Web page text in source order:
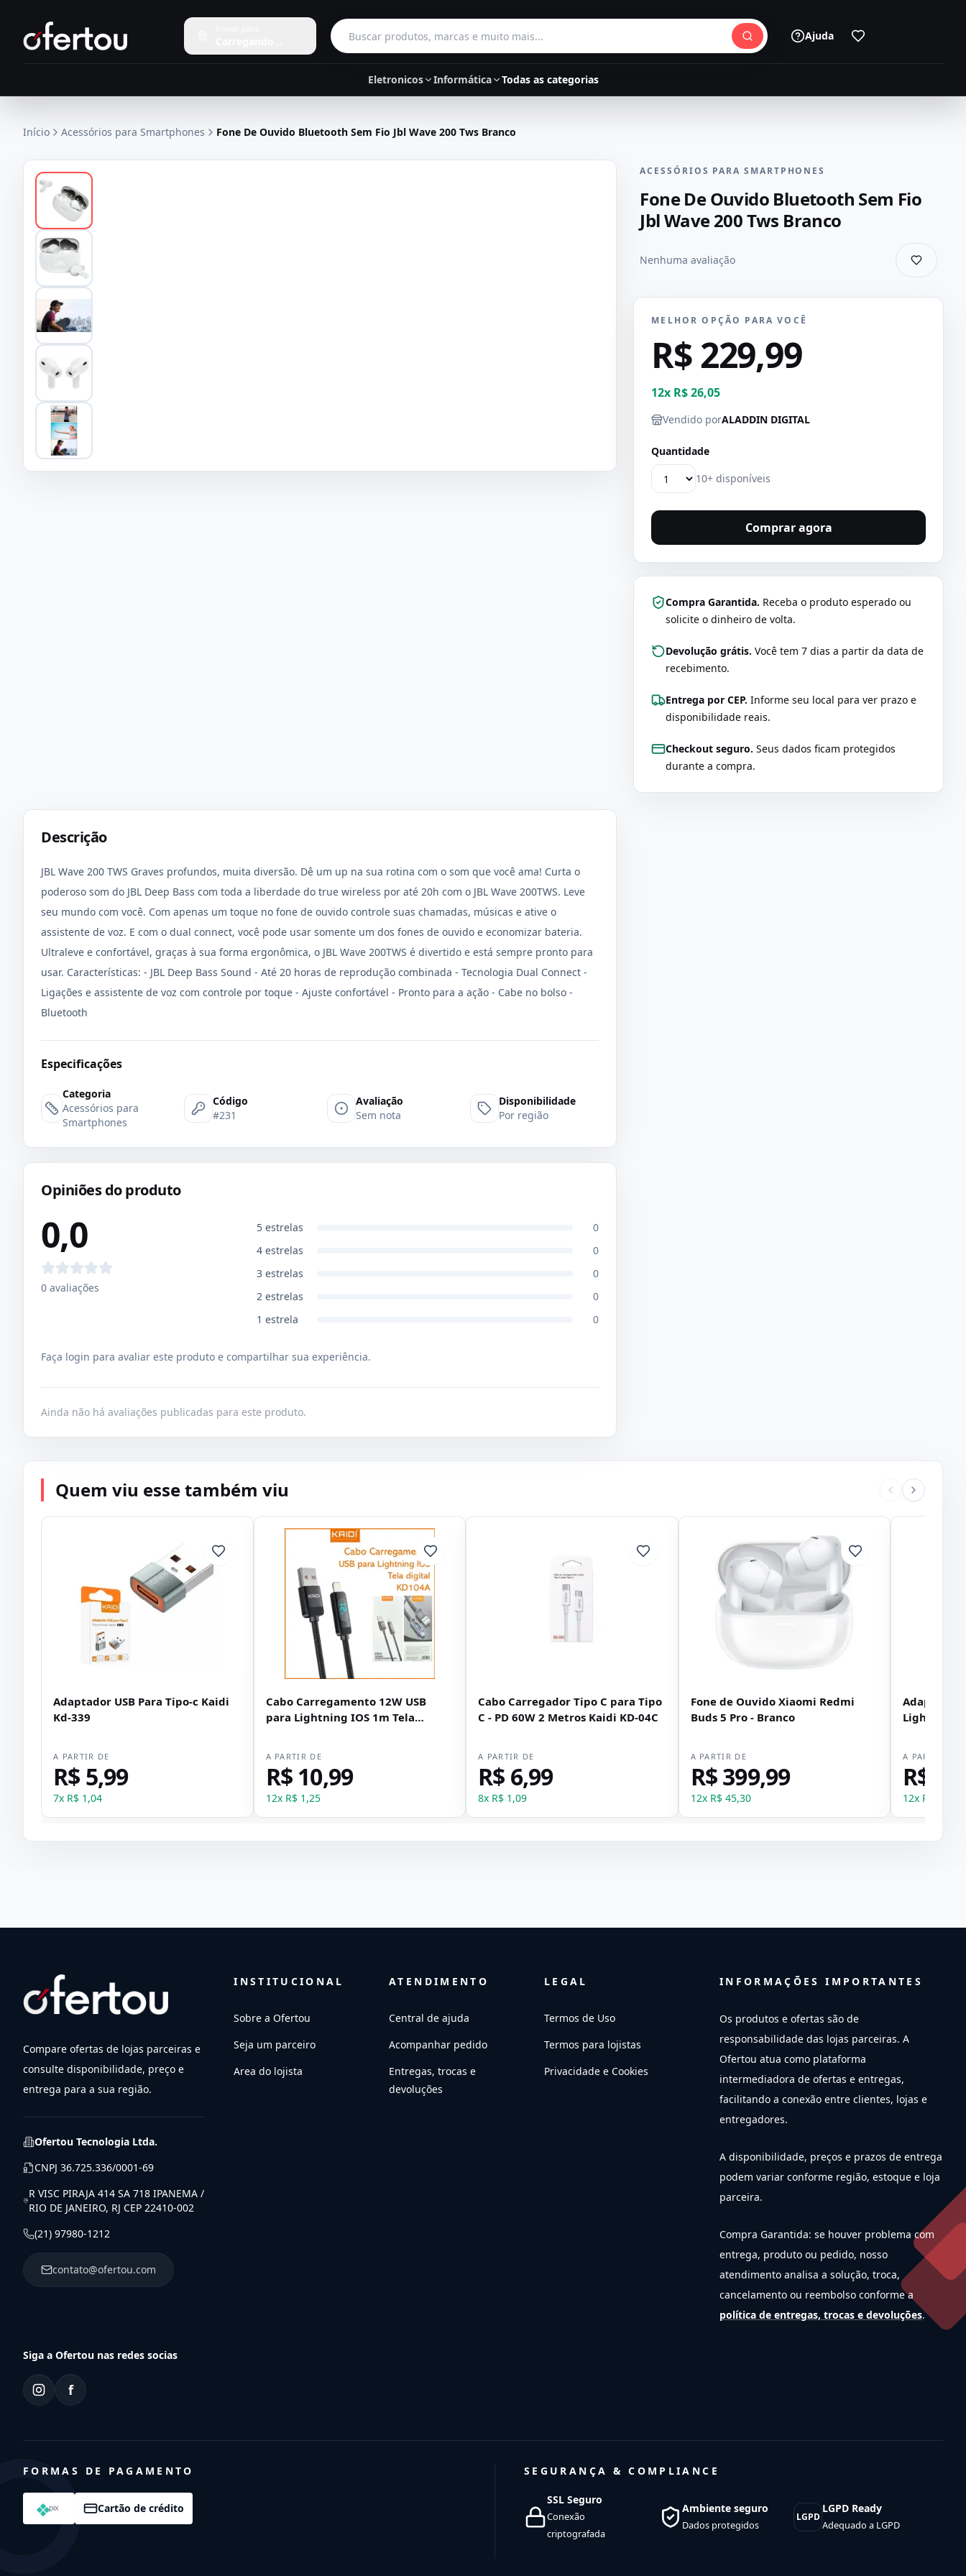
Buscar produtos
Ajuda
Eletronicos Informática Todas as categorias
Início Acessórios para Smartphones Fone De Ouvido Bluetooth Sem Fio Jbl Wave 200 Tws Branco
ACESSÓRIOS PARA SMARTPHONES
Fone De Ouvido Bluetooth Sem Fio
Jbl Wave 200 Tws Branco
Nenhuma avaliação
MELHOR OPÇÃO PARA VOCÊ
R$ 229,99
12x R$ 26,05
Vendido porALADDIN DIGITAL
Quantidade
10+ disponíveis
Comprar agora
Compra Garantida. Receba o produto esperado ou
solicite o dinheiro de volta.
Devolução grátis. Você tem 7 dias a partir da data de
recebimento.
Entrega por CEP. Informe seu local para ver prazo e
disponibilidade reais.
Checkout seguro. Seus dados ficam protegidos
durante a compra.
Descrição
JBL Wave 200 TWS Graves profundos, muita diversão. Dê um up na sua rotina com o som que você ama! Curta o
poderoso som do JBL Deep Bass com toda a liberdade do true wireless por até 20h com o JBL Wave 200TWS. Leve
seu mundo com você. Com apenas um toque no fone de ouvido controle suas chamadas, músicas e ative o
assistente de voz. E com o dual connect, você pode usar somente um dos fones de ouvido e economizar bateria.
Ultraleve e confortável, graças à sua forma ergonômica, o JBL Wave 200TWS é divertido e está sempre pronto para
usar. Características: - JBL Deep Bass Sound - Até 20 horas de reprodução combinada - Tecnologia Dual Connect -
Ligações e assistente de voz com controle por toque - Ajuste confortável - Pronto para a ação - Cabe no bolso -
Bluetooth
Especificações
Categoria
Acessórios para
Smartphones
Código
#231
Avaliação
Sem nota
Disponibilidade
Por região
Opiniões do produto
0,0
0 avaliações
5 estrelas
0
4 estrelas
0
3 estrelas
0
2 estrelas
0
1 estrela 0
Faça login para avaliar este produto e compartilhar sua experiência.
Ainda não há avaliações publicadas para este produto.
Quem viu esse também viu
Adaptador USB Para Tipo-c Kaidi
Kd-339
A PARTIR DE
R$ 5,99
7x R$ 1,04
Cabo Carregamento 12W USB
para Lightning IOS 1m Tela
A PARTIR DE
R$ 10,99
12x R$ 1,25
Cabo Carregador Tipo C para Tipo
C - PD 60W 2 Metros Kaidi KD-04C
A PARTIR DE
R$ 6,99
8x R$ 1,09
Fone de Ouvido Xiaomi Redmi
Buds 5 Pro - Branco
A PARTIR DE
R$ 399,99
12x R$ 45,30
Adaptador
Lightning
A PARTIR DE
R$
12x R$ 1,48
Compare ofertas de lojas parceiras e
consulte disponibilidade, preço e
entrega para a sua região.
Ofertou Tecnologia Ltda.
CNPJ 36.725.336/0001-69
R VISC PIRAJA 414 SA 718 IPANEMA /
RIO DE JANEIRO, RJ CEP 22410-002
(21) 97980-1212
contato@ofertou.com
INSTITUCIONAL
Sobre a Ofertou
Seja um parceiro
Area do lojista
ATENDIMENTO
Central de ajuda
Acompanhar pedido
Entregas, trocas e
devoluções
LEGAL
Termos de Uso
Termos para lojistas
Privacidade e Cookies
INFORMAÇÕES IMPORTANTES
Os produtos e ofertas são de
responsabilidade das lojas parceiras. A
Ofertou atua como plataforma
intermediadora de ofertas e entregas,
facilitando a conexão entre clientes, lojas e
entregadores.
A disponibilidade, preços e prazos de entrega
podem variar conforme região, estoque e loja
parceira.
Compra Garantida: se houver problema com
entrega, produto ou pedido, nosso
atendimento analisa a solução, troca,
cancelamento ou reembolso conforme a
política de entregas, trocas e devoluções.
Siga a Ofertou nas redes socias
f
FORMAS DE PAGAMENTO
Cartão de crédito
SEGURANÇA & COMPLIANCE
SSL Seguro
Conexão
criptografada
Ambiente seguro
Dados protegidos
LGPD
LGPD Ready
Adequado a LGPD